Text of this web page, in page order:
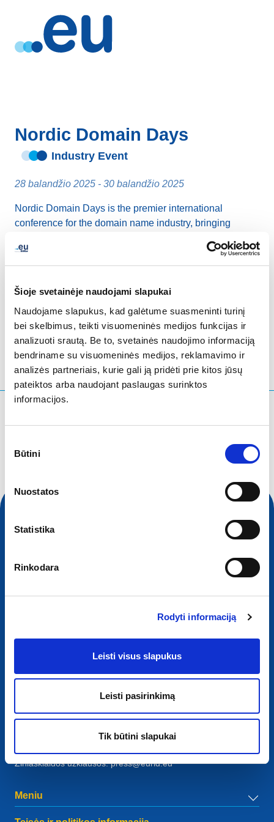
Šioje svetainėje naudojami slapukai
Naudojame slapukus, kad galėtume suasmeninti turinį
bei skelbimus, teikti visuomeninės medijos funkcijas ir
analizuoti srautą. Be to, svetainės naudojimo informaciją
bendriname su visuomeninės medijos, reklamavimo ir
analizės partneriais, kurie gali ją pridėti prie kitos jūsų
pateiktos arba naudojant paslaugas surinktos
informacijos.
pasirinkimas
Būtini
Nuostatos
Statistika
Rinkodara
Rodyti informaciją
Leisti visus slapukus
Leisti pasirinkimą
Tik būtini slapukai
Nordic Domain Days
Industry Event
28 balandžio 2025 - 30 balandžio 2025
Nordic Domain Days is the premier international
conference for the domain name industry, bringing
hosting and service providers from around the world.
Stockholm - Švedija
Kontaktai
European Registry for Internet Domains vzw (EURid)
Telecomlaan 9/7
RPR Brussel – VAT BE 0864.240.405
+32 2 401 27 50
Bendroji pagalba:
Žiniasklaidos užklausos: press@eurid.eu
Meniu